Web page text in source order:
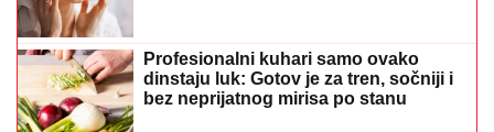
Profesionalni kuhari samo ovako
dinstaju luk: Gotov je za tren, sočniji i
bez neprijatnog mirisa po stanu